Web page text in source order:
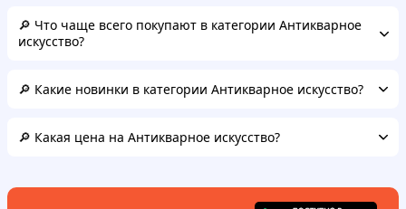
🔎 Что чаще всего покупают в категории Антикварное
искусство?
🔎 Какие новинки в категории Антикварное искусство?
🔎 Какая цена на Антикварное искусство?